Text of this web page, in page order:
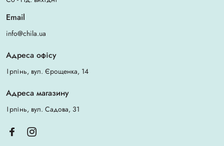
Email
info@chila.ua
Адреса офісу
Ірпінь, вул. Єрощенка, 14
Адреса магазину
Ірпінь, вул. Садова, 31